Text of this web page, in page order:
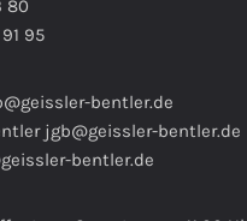
80
95
bentler.de
jgb@geissler-bentler.de
bentler.de